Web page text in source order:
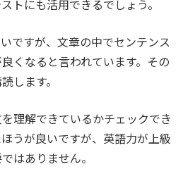
トにも活用できるでしょう。
ですが、文章の中でセンテンス
くなると言われています。その
します。
理解できているかチェックでき
うが良いですが、英語力が上級
はありません。